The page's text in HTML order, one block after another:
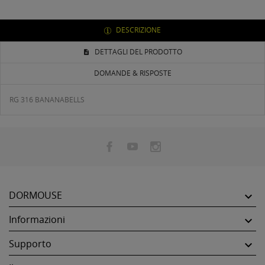
DESCRIZIONE
DETTAGLI DEL PRODOTTO
DOMANDE & RISPOSTE
RG 316 BANANABELLS
DORMOUSE 
Informazioni 
Supporto 